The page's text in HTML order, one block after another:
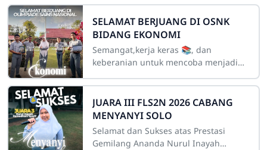
mengucapkan selamat dan sukses
kepada ananda Nadin Khaerani
SELAMAT BERJUANG DI OSNK
BIDANG EKONOMI
Semangat,kerja keras 📚, dan
keberanian untuk mencoba menjadi
kesuksesan. Olimpiade Sains
Kabupaten (OSK) bidang
JUARA III FLS2N 2026 CABANG
MENYANYI SOLO
Selamat dan Sukses atas Prestasi
Gemilang Ananda Nurul Inayah